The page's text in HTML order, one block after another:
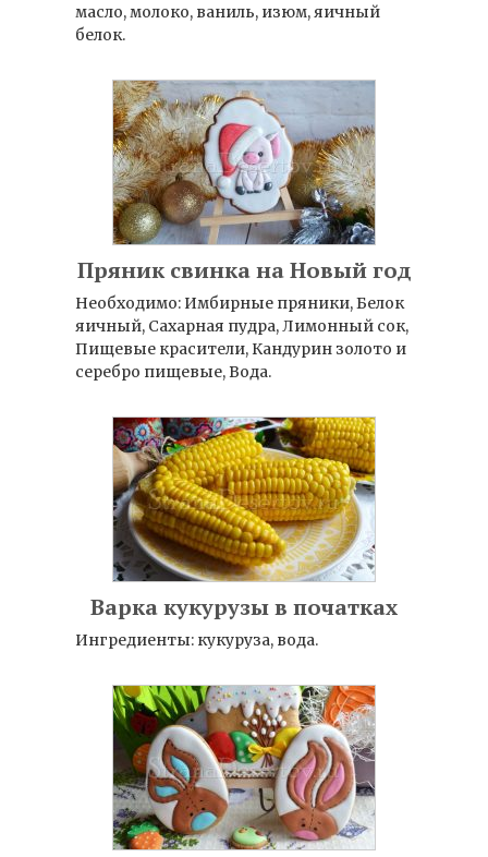
масло, молоко, ваниль, изюм, яичный
белок.
Пряник свинка на Новый год
Необходимо: Имбирные пряники, Белок
яичный, Сахарная пудра, Лимонный сок,
Пищевые красители, Кандурин золото и
серебро пищевые, Вода.
Варка кукурузы в початках
Ингредиенты: кукуруза, вода.